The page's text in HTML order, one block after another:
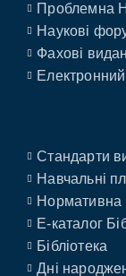
Проблемна
Наукові
Фахові
Електронний
Стандарти
Навчальні
Нормативна
E-каталог
Бібліотека
Дні